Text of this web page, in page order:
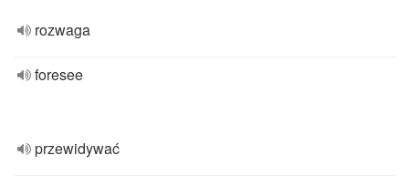
rozwaga
foresee
przewidywać